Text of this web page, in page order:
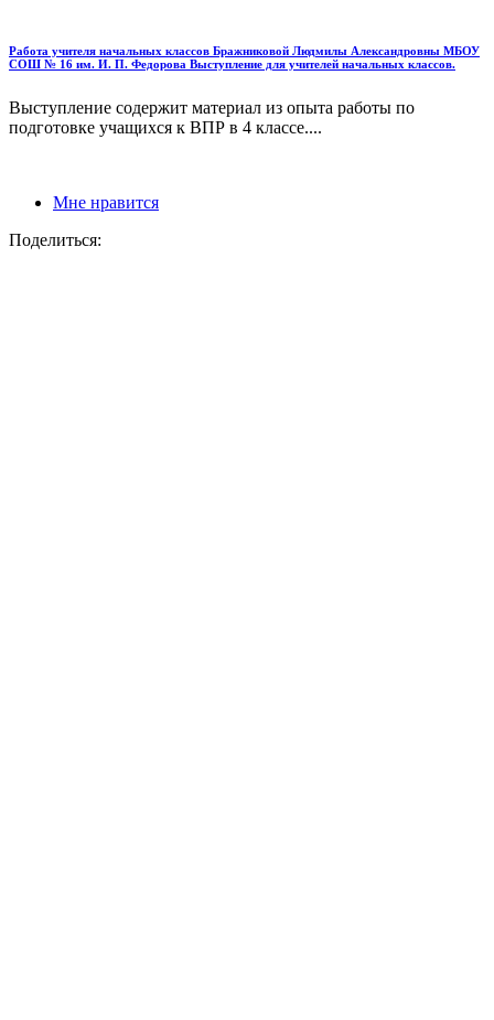
Работа учителя начальных классов Бражниковой Людмилы Александровны МБОУ
СОШ № 16 им. И. П. Федорова Выступление для учителей начальных классов.
Выступление содержит материал из опыта работы по
подготовке учащихся к ВПР в 4 классе....
Мне нравится
Поделиться: